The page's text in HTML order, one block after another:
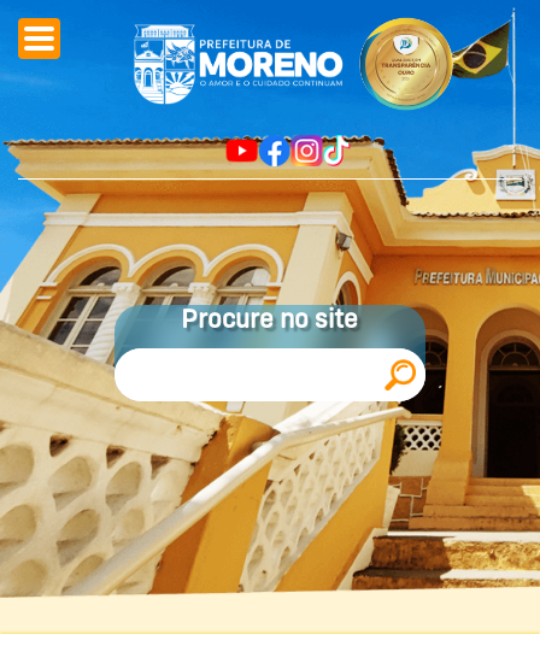
Procure no site